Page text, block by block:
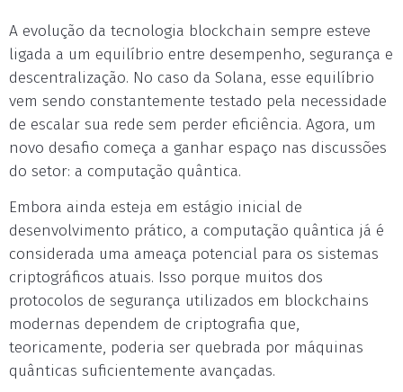
A evolução da tecnologia blockchain sempre esteve
ligada a um equilíbrio entre desempenho, segurança e
descentralização. No caso da Solana, esse equilíbrio
vem sendo constantemente testado pela necessidade
de escalar sua rede sem perder eficiência. Agora, um
novo desafio começa a ganhar espaço nas discussões
do setor: a computação quântica.
Embora ainda esteja em estágio inicial de
desenvolvimento prático, a computação quântica já é
considerada uma ameaça potencial para os sistemas
criptográficos atuais. Isso porque muitos dos
protocolos de segurança utilizados em blockchains
modernas dependem de criptografia que,
teoricamente, poderia ser quebrada por máquinas
quânticas suficientemente avançadas.